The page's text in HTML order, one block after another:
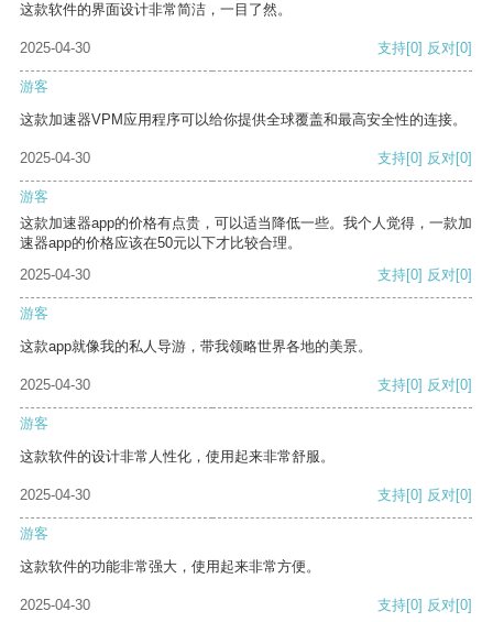
这款软件的界面设计非常简洁，一目了然。
2025-04-30 支持[0] 反对[0]
游客
这款加速器VPM应用程序可以给你提供全球覆盖和最高安全性的连接。
2025-04-30 支持[0] 反对[0]
游客
这款加速器app的价格有点贵，可以适当降低一些。我个人觉得，一款加
速器app的价格应该在50元以下才比较合理。
2025-04-30
支持[0] 反对[0]
游客
这款app就像我的私人导游，带我领略世界各地的美景。
2025-04-30 支持[0] 反对[0]
游客
这款软件的设计非常人性化，使用起来非常舒服。
2025-04-30 支持[0] 反对[0]
游客
这款软件的功能非常强大，使用起来非常方便。
2025-04-30 支持[0] 反对[0]